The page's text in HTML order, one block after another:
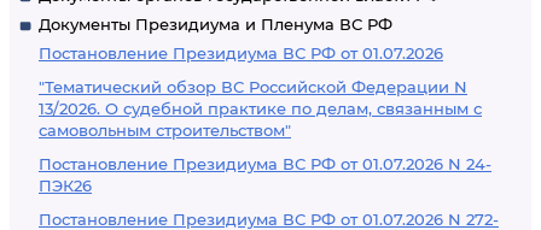
Документы Президиума и Пленума ВС РФ
Постановление Президиума ВС РФ от 01.07.2026
"Тематический обзор ВС Российской Федерации N
13/2026. О судебной практике по делам, связанным с
самовольным строительством"
Постановление Президиума ВС РФ от 01.07.2026 N 24-
ПЭК26
Постановление Президиума ВС РФ от 01.07.2026 N 272-